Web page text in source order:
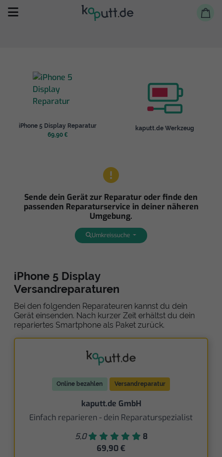
Selbst reparieren
Reparieren lassen
iPhone 5 Display Reparatur
69,90 €
kaputt.de Werkzeug
Sende dein Gerät zur Reparatur oder finde den
passenden Reparaturservice in deiner näheren
Umgebung.
Umkreissuche
iPhone 5 Display
Versandreparaturen
Bei den folgenden Reparateuren kannst du dein
Gerät einsenden. Nach kurzer Zeit erhältst du dein
repariertes Smartphone als Paket zurück.
Online bezahlen Versandreparatur
kaputt.de GmbH
Einfach reparieren - dein Reparaturspezialist
5,0
8
69,90 €